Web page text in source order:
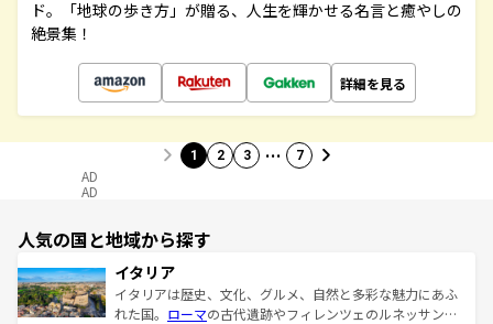
ド。「地球の歩き方」が贈る、人生を輝かせる名言と癒やしの
絶景集！
詳細を見る
1 2 3 … 7
AD
AD
人気の国と地域から探す
イタリア
イタリアは歴史、文化、グルメ、自然と多彩な魅力にあふ
れた国。 ローマの古代遺跡やフィレンツェのルネッサンス